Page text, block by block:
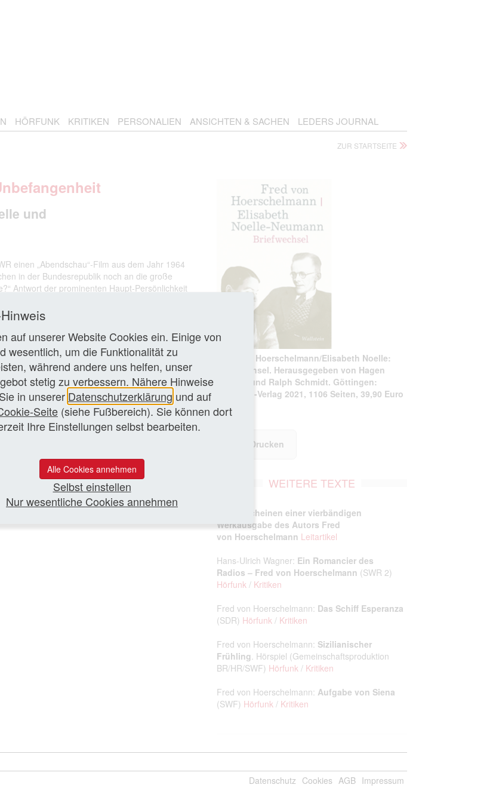
HÖRFUNK KRITIKEN PERSONALIEN ANSICHTEN & SACHEN LEDERS JOURNAL
ZUR STARTSEITE
und
einen „Abendschau“-Film aus dem Jahr 1964
in der Bundesrepublik noch an die große
Antwort der prominenten Haupt-Persönlichkeit
Es rattert die Lochkartenmaschine auf
Neumann, gibt bekannt: „Wir haben
lesen
Fred von Hoerschelmann/Elisabeth Noelle:
Briefwechsel. Herausgegeben von Hagen
Schäfer und Ralph Schmidt. Göttingen:
Wallstein-Verlag 2021, 1106 Seiten, 39,90 Euro
Drucken
WEITERE TEXTE
Zum Erscheinen einer vierbändigen
Werkausgabe des Autors Fred
von Hoerschelmann Leitartikel
Hans-Ulrich Wagner: Ein Romancier des
Radios – Fred von Hoerschelmann (SWR 2)
Hörfunk/ Kritiken
Fred von Hoerschelmann: Das Schiff Esperanza
(SDR) Hörfunk/ Kritiken
Fred von Hoerschelmann: Sizilianischer
Frühling . Hörspiel (Gemeinschaftsproduktion
BR/HR/SWF) Hörfunk/ Kritiken
Fred von Hoerschelmann: Aufgabe von Siena
(SWF) Hörfunk/ Kritiken
Datenschutz Cookies AGB Impressum
auf unserer Website Cookies ein. Einige von
wesentlich, um die Funktionalität zu
während andere uns helfen, unser
stetig zu verbessern. Nähere Hinweise
in unserer Datenschutzerklärung und auf
Seite (siehe Fußbereich). Sie können dort
Ihre Einstellungen selbst bearbeiten.
Alle Cookies annehmen
Selbst einstellen
Nur wesentliche Cookies annehmen